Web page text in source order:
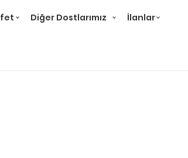
Diğer Dostlarımız İlanlar